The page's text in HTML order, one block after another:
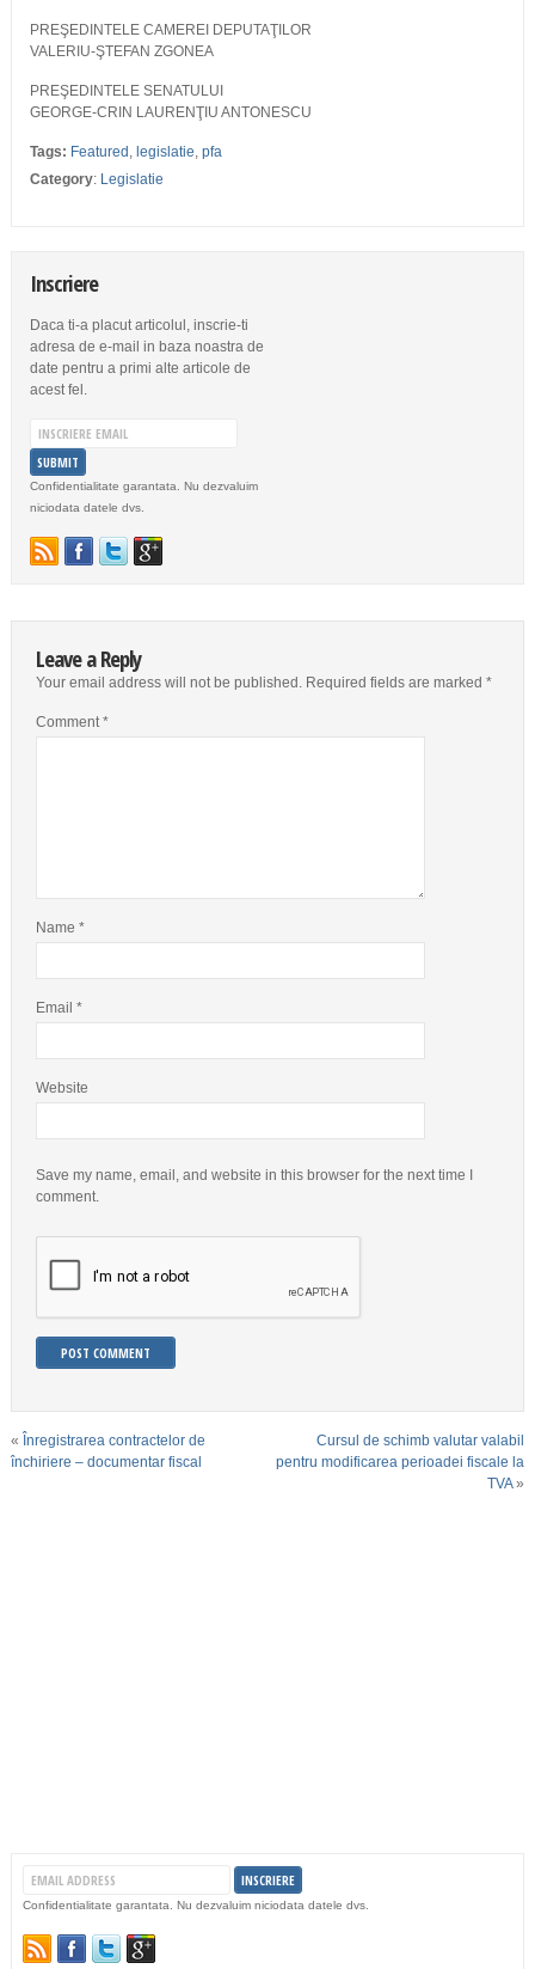
PREŞEDINTELE CAMEREI DEPUTAŢILOR
VALERIU-ŞTEFAN ZGONEA
PREŞEDINTELE SENATULUI
GEORGE-CRIN LAURENŢIU ANTONESCU
Tags: Featured , legislatie, pfa
Category: Legislatie
Inscriere
Daca ti-a placut articolul, inscrie-ti
adresa de e-mail in baza noastra de
date pentru a primi alte articole de
acest fel.
Confidentialitate garantata. Nu dezvaluim
niciodata datele dvs.
Leave a Reply
Your email address will not be published. Required fields are marked *
Comment*
Name *
Email *
Website
Save my name, email, and website in this browser for the next time I
comment.
« Înregistrarea contractelor de
închiriere – documentar fiscal
Cursul de schimb valutar valabil
pentru modificarea perioadei fiscale la
TVA»
Confidentialitate garantata. Nu dezvaluim niciodata datele dvs.